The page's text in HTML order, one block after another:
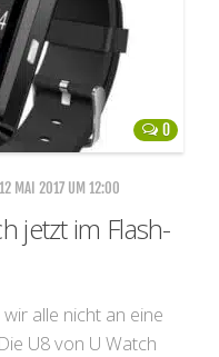
0
MAI 2017 UM 12:00
jetzt im Flash-
alle nicht an eine
U8 von U Watch